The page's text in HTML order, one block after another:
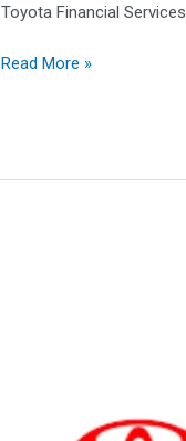
Toyota Financial Services
Read More »